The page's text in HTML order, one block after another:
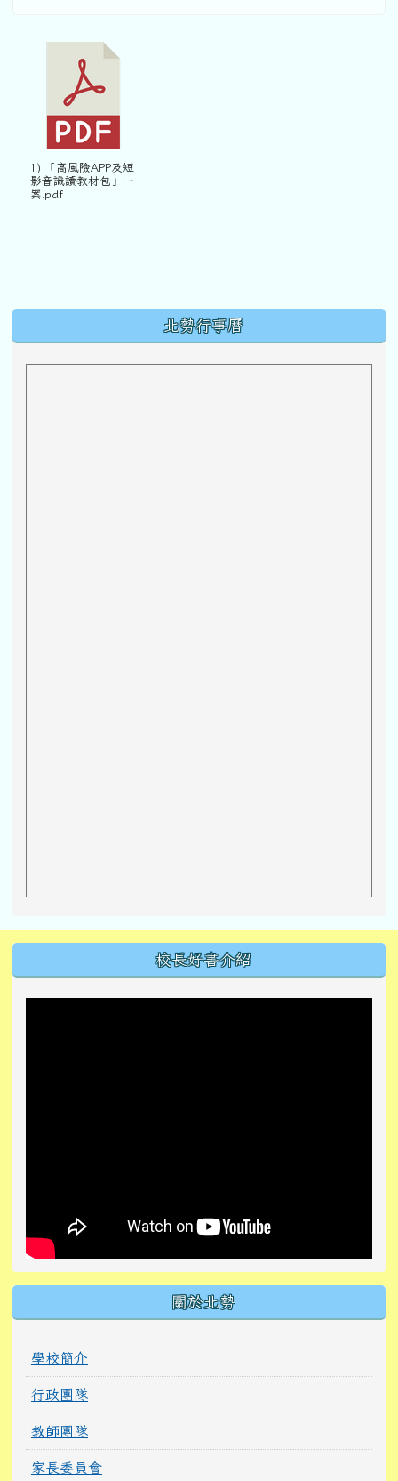
1) 「高風險APP及短
影音識讀教材包」一
案.pdf
北勢行事曆
校長好書介紹
關於北勢
學校簡介
行政團隊
教師團隊
家長委員會